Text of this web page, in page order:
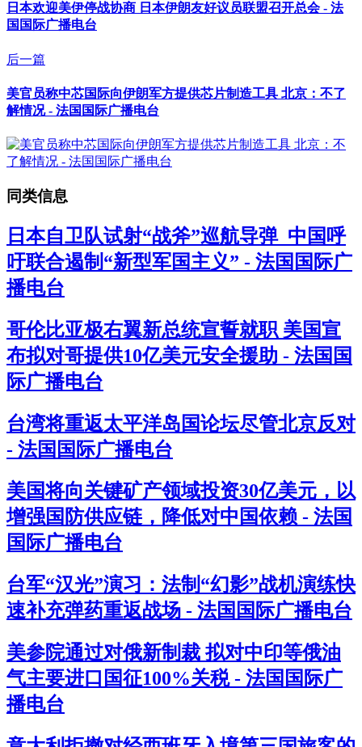
日本欢迎美伊停战协商 日本伊朗友好议员联盟召开总会 - 法
国国际广播电台
后一篇
美官员称中芯国际向伊朗军方提供芯片制造工具 北京：不了
解情况 - 法国国际广播电台
同类信息
日本自卫队试射“战斧”巡航导弹 中国呼
吁联合遏制“新型军国主义” - 法国国际广
播电台
哥伦比亚极右翼新总统宣誓就职 美国宣
布拟对哥提供10亿美元安全援助 - 法国国
际广播电台
台湾将重返太平洋岛国论坛尽管北京反对
- 法国国际广播电台
美国将向关键矿产领域投资30亿美元，以
增强国防供应链，降低对中国依赖 - 法国
国际广播电台
台军“汉光”演习：法制“幻影”战机演练快
速补充弹药重返战场 - 法国国际广播电台
美参院通过对俄新制裁 拟对中印等俄油
气主要进口国征100%关税 - 法国国际广
播电台